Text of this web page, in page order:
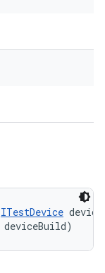
ITestDevice
deviceBuild)